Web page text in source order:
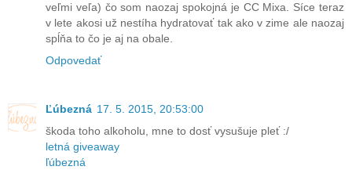
veľmi veľa) čo som naozaj spokojná je CC Mixa. Síce teraz
v lete akosi už nestíha hydratovať tak ako v zime ale naozaj
spĺňa to čo je aj na obale.
Odpovedať
Ľúbezná 17. 5. 2015, 20:53:00
škoda toho alkoholu, mne to dosť vysušuje pleť :/
letná giveaway
ľúbezná